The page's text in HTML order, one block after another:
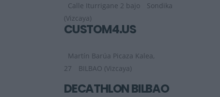
Calle Iturrigane 2 bajo
Sondika
(Vizcaya)
CUSTOM4.US
Martín Barúa Picaza Kalea,
27
BILBAO (Vizcaya)
DECATHLON BILBAO